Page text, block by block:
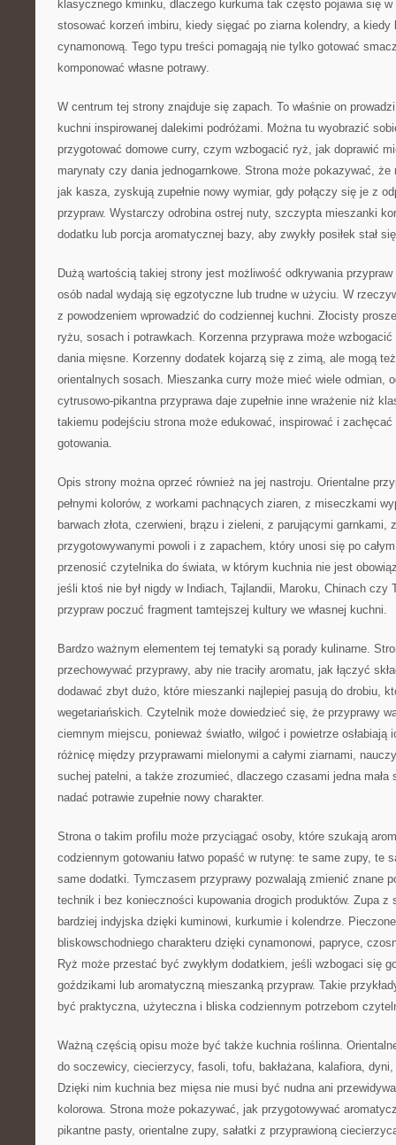
klasycznego kminku, dlaczego kurkuma tak często pojawia się
stosować korzeń imbiru, kiedy sięgać po ziarna kolendry, a kiedy
cynamonową. Tego typu treści pomagają nie tylko gotować
komponować własne potrawy.
W centrum tej strony znajduje się zapach. To właśnie on
kuchni inspirowanej dalekimi podróżami. Można tu wyobrazić
przygotować domowe curry, czym wzbogacić ryż, jak doprawić
marynaty czy dania jednogarnkowe. Strona może pokazywać, że
jak kasza, zyskują zupełnie nowy wymiar, gdy połączy się je z
przypraw. Wystarczy odrobina ostrej nuty, szczypta mieszanki
dodatku lub porcja aromatycznej bazy, aby zwykły posiłek stał
Dużą wartością takiej strony jest możliwość odkrywania
osób nadal wydają się egzotyczne lub trudne w użyciu. W
z powodzeniem wprowadzić do codziennej kuchni. Złocisty
ryżu, sosach i potrawkach. Korzenna przyprawa może
dania mięsne. Korzenny dodatek kojarzą się z zimą, ale mogą
orientalnych sosach. Mieszanka curry może mieć wiele odmian,
cytrusowo-pikantna przyprawa daje zupełnie inne wrażenie niż
takiemu podejściu strona może edukować, inspirować i zachęcać
gotowania.
Opis strony można oprzeć również na jej nastroju. Orientalne
pełnymi kolorów, z workami pachnących ziaren, z miseczkami
barwach złota, czerwieni, brązu i zieleni, z parującymi garnkami,
przygotowywanymi powoli i z zapachem, który unosi się po
przenosić czytelnika do świata, w którym kuchnia nie jest
jeśli ktoś nie był nigdy w Indiach, Tajlandii, Maroku, Chinach czy
przypraw poczuć fragment tamtejszej kultury we własnej kuchni.
Bardzo ważnym elementem tej tematyki są porady kulinarne.
przechowywać przyprawy, aby nie traciły aromatu, jak łączyć
dodawać zbyt dużo, które mieszanki najlepiej pasują do drobiu,
wegetariańskich. Czytelnik może dowiedzieć się, że przyprawy
ciemnym miejscu, ponieważ światło, wilgoć i powietrze
różnicę między przyprawami mielonymi a całymi ziarnami,
suchej patelni, a także zrozumieć, dlaczego czasami jedna
nadać potrawie zupełnie nowy charakter.
Strona o takim profilu może przyciągać osoby, które szukają
codziennym gotowaniu łatwo popaść w rutynę: te same zupy, te
same dodatki. Tymczasem przyprawy pozwalają zmienić znane
technik i bez konieczności kupowania drogich produktów. Zupa
bardziej indyjska dzięki kuminowi, kurkumie i kolendrze.
bliskowschodniego charakteru dzięki cynamonowi, papryce,
Ryż może przestać być zwykłym dodatkiem, jeśli wzbogaci się
goździkami lub aromatyczną mieszanką przypraw. Takie
być praktyczna, użyteczna i bliska codziennym potrzebom
Ważną częścią opisu może być także kuchnia roślinna.
do soczewicy, ciecierzycy, fasoli, tofu, bakłażana, kalafiora,
Dzięki nim kuchnia bez mięsa nie musi być nudna ani
kolorowa. Strona może pokazywać, jak przygotowywać
pikantne pasty, orientalne zupy, sałatki z przyprawioną